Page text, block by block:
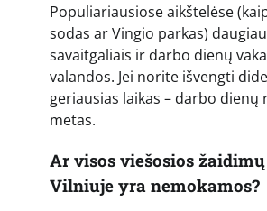
Populiariausiose aikštelėse
sodas ar Vingio parkas)
savaitgaliais ir darbo dienų
valandos. Jei norite išvengti
geriausias laikas – darbo dienų
metas.
Ar visos viešosios
Vilniuje yra nemokamos?